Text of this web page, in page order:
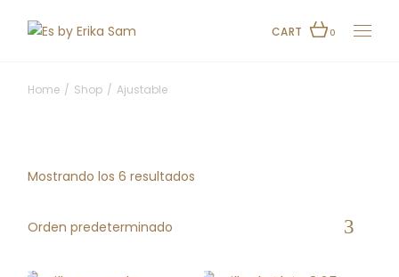
CART 0
Home Shop Ajustable
Mostrando los 6 resultados
Orden predeterminado